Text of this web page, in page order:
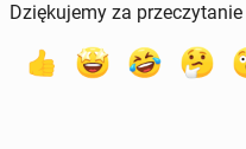
Dziękujemy za